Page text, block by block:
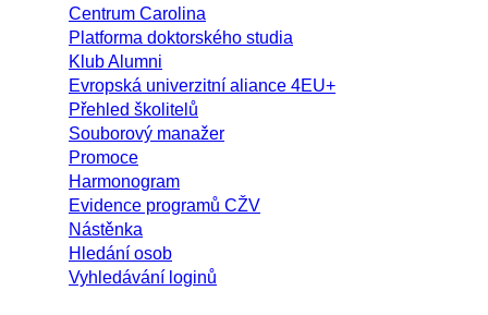
Centrum Carolina
Platforma doktorského studia
Klub Alumni
Evropská univerzitní aliance 4EU+
Přehled školitelů
Souborový manažer
Promoce
Harmonogram
Evidence programů CŽV
Nástěnka
Hledání osob
Vyhledávání loginů